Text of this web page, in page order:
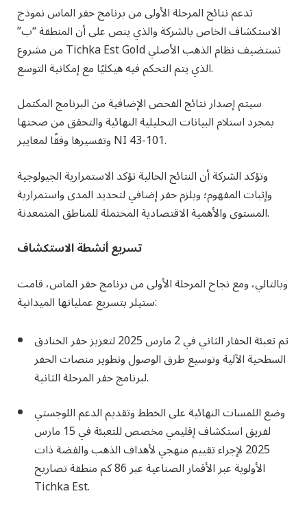
تدعم نتائج المرحلة الأولى من برنامج حفر الماس نموذج
الاستكشاف الخاص بالشركة والذي ينص على أن المنطقة “ب”
من مشروع Tichka Est Gold تستضيف نظام الذهب الأصلي
الذي يتم التحكم فيه هيكليًا مع إمكانية التوسع.
سيتم إصدار نتائج الفحص الإضافية من البرنامج المكتمل
بمجرد استلام البيانات التحليلية النهائية والتحقق من صحتها
وتفسيرها وفقًا لمعايير NI 43-101.
وتؤكد الشركة أن النتائج الحالية تؤكد الاستمرارية الجيولوجية
وإثبات المفهوم؛ ويلزم حفر إضافي لتحديد المدى واستمرارية
المستوى والأهمية الاقتصادية المحتملة للمناطق المتمعدنة.
تسريع أنشطة الاستكشاف
وبالتالي، ومع نجاح المرحلة الأولى من برنامج حفر الماس، قامت
ستيلر بتسريع عملياتها الميدانية:
تم تعبئة الحفار الثاني في 2 مارس 2025 لتعزيز حفر الخنادق
السطحية الآلية وتوسيع طرق الوصول وتطوير منصات الحفر
لبرنامج حفر المرحلة الثانية.
وضع اللمسات النهائية على الخطط وتقديم الدعم اللوجستي
لفريق استكشاف إقليمي مخصص للتعبئة في 15 مارس
2025 لإجراء تقييم منهجي لأهداف الذهب والفضة ذات
الأولوية عبر الأقمار الصناعية عبر 86 كم منطقة تصاريح
Tichka Est.